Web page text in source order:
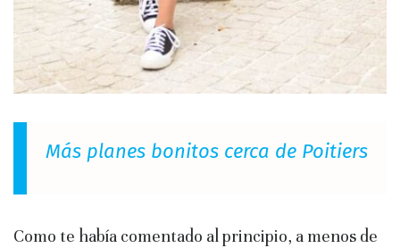
Más planes bonitos cerca de Poitiers
Como te había comentado al principio, a menos de